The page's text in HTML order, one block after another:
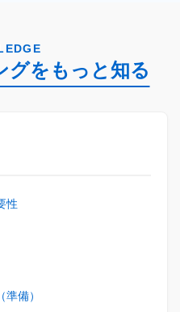
グをもっと知る
性
備）